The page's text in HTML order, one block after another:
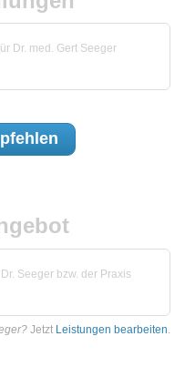
Dr. med. Gert Seeger
Seeger bzw. der Praxis
Jetzt Leistungen bearbeiten.